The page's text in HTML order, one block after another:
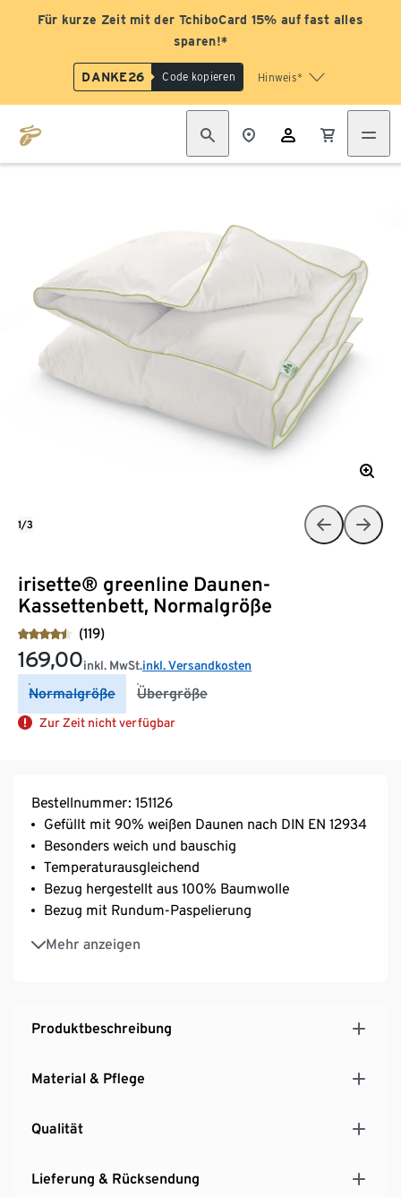
Für kurze Zeit mit der TchiboCard 15% auf fast alles
sparen!*
DANKE26 Code kopieren Hinweis*
irisette® greenline Daunen-
Kassettenbett, Normalgröße
(119)
169,00inkl. MwSt.inkl. Versandkosten
Normalgröße Übergröße
Zur Zeit nicht verfügbar
1/3
Bestellnummer: 151126
Gefüllt mit 90% weißen Daunen nach DIN EN 12934
Besonders weich und bauschig
Temperaturausgleichend
Bezug hergestellt aus 100% Baumwolle
Bezug mit Rundum-Paspelierung
Mehr anzeigen
Pflegeleicht: waschmaschinen- und und
trocknergeeignet
NOMITE®-Milbenschutz – ideal für Allergiker
irisette® greenline: exklusiv entwickelt für Tchibo
Produktbeschreibung
Material & Pflege
Qualität
Lieferung & Rücksendung